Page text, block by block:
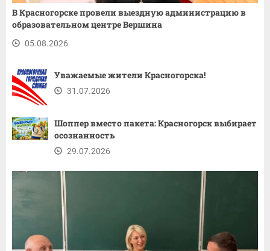
В Красногорске провели выездную администрацию в
образовательном центре Вершина
05.08.2026
Уважаемые жители Красногорска!
31.07.2026
Шоппер вместо пакета: Красногорск выбирает
осознанность
29.07.2026